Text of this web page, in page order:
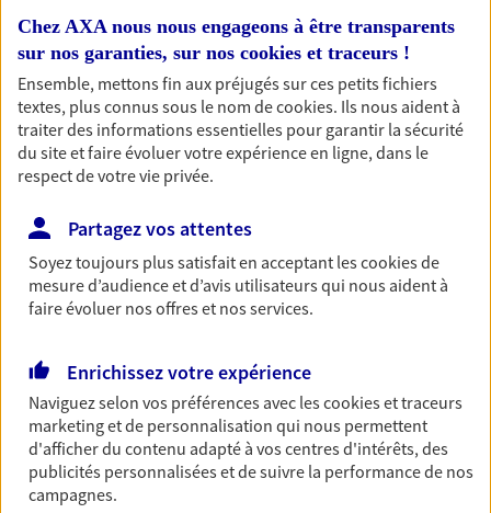
Épargne
Réalisez vos projets grâce à votre épargne : achat
immobilier, études des enfants ou voyage autour
du monde… Épargnez à votre rythme et
simplement, selon votre profil.
Découvrir les offres Épargne
Retraite
Préparez sereinement ce nouveau chapitre de
votre vie avec les conseils d'un expert. Découvrez
notre solution PER (Plan Epargne Retraite)
Découvrir l'offre Retraite
Prévoyance
Pour un avenir serein, assurez-vous avec notre
contrat prévoyance. Préservez vos proches en cas
Chez AXA nous nous engageons à être transparents
sur nos garanties, sur nos cookies et traceurs !
Ensemble, mettons fin aux préjugés sur ces petits fichiers
textes, plus connus sous le nom decookies. Ils nous aident à
traiter des informations essentielles pour garantir la sécurité
du site et faire évoluer votre expérience en ligne, dans le
respect de votre vie privée.
Partagez vos attentes
Soyez toujours plus satisfait en acceptant lescookiesde
mesure d’audience et d’avis utilisateurs qui nous aident à
faire évoluer nos offres et nos services.
Enrichissez votre expérience
Naviguez selon vos préférences avec lescookies et traceurs
marketing et de personnalisation qui nous permettent
d'afficher du contenu adapté à vos centres d'intérêts, des
publicités personnalisées et de suivre la performance de nos
campagnes.